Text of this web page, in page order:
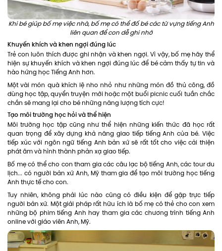
Khi bé giúp bố mẹ việc nhà, bố mẹ có thể đố bé các từ vựng tiếng Anh
liên quan để con dễ ghi nhớ
Khuyến khích và khen ngợi đúng lúc
Trẻ con luôn thích được ghi nhận và khen ngợi. Vì vậy, bố mẹ hãy thể
hiện sự khuyến khích và khen ngợi đúng lúc để bé cảm thấy tự tin và
hào hứng học Tiếng Anh hơn.
Một vài món quà khích lệ nho nhỏ như những món đồ thủ công, đồ
dùng học tập, quyển truyện mới hoặc một buổi picnic cuối tuần chắc
chắn sẽ mang lại cho bé những năng lượng tích cực!
Tạo môi trường học hỏi và thể hiện
Môi trường học tập cũng như thể hiện những kiến thức đã học rất
quan trọng để xây dựng khả năng giao tiếp tiếng Anh của bé. Việc
tiếp xúc với ngôn ngữ tiếng Anh bản xứ sẽ rất tốt cho việc cải thiện
phát âm và hình thành phản xạ giao tiếp.
Bố mẹ có thể cho con tham gia các câu lạc bộ tiếng Anh, các tour du
lịch... có người bản xứ Anh, Mỹ tham gia để tạo môi trường học tiếng
Anh thực tế cho con.
Tuy nhiên, không phải lúc nào cũng có điều kiện để gặp trực tiếp
người bản xứ. Một giải pháp rất hữu ích là bố mẹ có thẻ cho con xem
những bộ phim tiếng Anh hay tham gia các chương trình tiếng Anh
online với giáo viên Anh, Mỹ.